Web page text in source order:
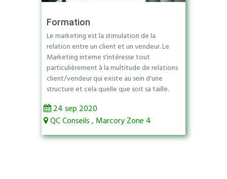
Formation
Le marketing est la stimulation de la
relation entre un client et un vendeur. Le
Marketing interne s'intéresse tout
particulièrement à la multitude de relations
client/vendeur qui existe au sein d'une
structure et cela quelle que soit sa taille.
24 sep 2020
QC Conseils , Marcory Zone 4